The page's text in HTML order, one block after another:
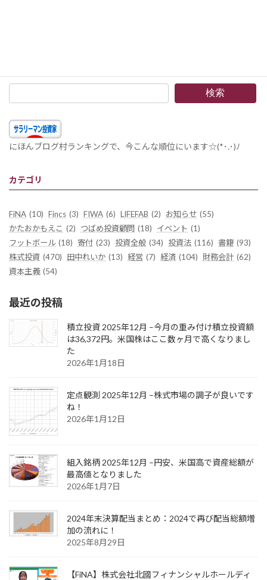
検索
にほんブログ村ランキングで、今こんな順位にいます☆(*･.･)ﾉ
カテゴリ
FiNA (10) Fincs (3) FIWA (6) LIFEFAB (2) お知らせ (55)
かたおかもえこ (2) つばめ投資顧問 (18) イベント (1)
フットボール (18) 寄付 (23) 投資全般 (34) 投資法 (116) 書籍 (93)
株式投資 (470) 田中れいか (13) 経営 (7) 経済 (104) 財務会計 (62)
資本主義 (54)
最近の投稿
積立投資 2025年12月 –今月の重み付け積立投資額
は36,372円。米国株はここ数ヶ月で高くなりまし
た
2026年1月18日
定点観測 2025年12月 –株式市場の調子が良いです
ね！
2026年1月12日
組入銘柄 2025年12月 –円安、米国高で資産総額が
最高値となりました
2026年1月7日
2024年末決算配当まとめ：2024で再び配当総額増
加の流れに！
2025年8月29日
【FiNA】株式会社北國フィナンシャルホールディ